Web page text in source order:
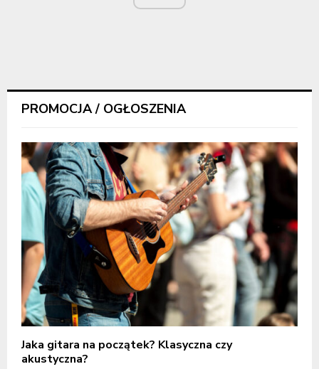
PROMOCJA / OGŁOSZENIA
Jaka gitara na początek? Klasyczna czy
akustyczna?